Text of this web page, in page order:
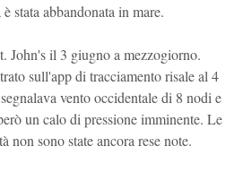
stata abbandonata in mare.
John's il 3 giugno a mezzogiorno.
sull'app di tracciamento risale al 4
vento occidentale di 8 nodi e
un calo di pressione imminente. Le
non sono state ancora rese note.